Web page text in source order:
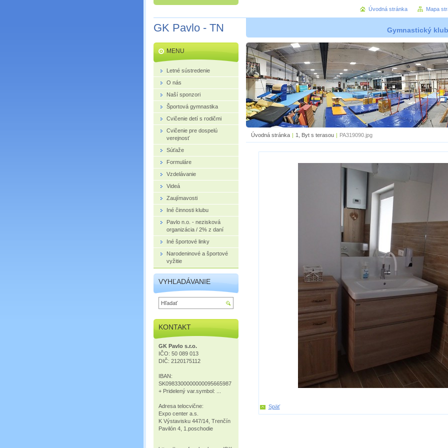
GK Pavlo - TN Gymnastický klub
Úvodná stránka | 1, Byt s terasou | PA319090.jpg
Späť
MENU
Letné sústredenie
O nás
Naší sponzori
Športová gymnastika
Cvičenie detí s rodičmi
Cvičenie pre dospelú
verejnosť
Súťaže
Formuláre
Vzdelávanie
Videá
Zaujímavosti
Iné činnosti klubu
Pavlo n.o. - nezisková
organizácia / 2% z daní
Iné športové linky
Narodeninové a športové
vyžitie
VYHĽADÁVANIE
KONTAKT
GK Pavlo s.r.o.
IČO: 50 089 013
DIČ: 2120175112
IBAN:
SK0983300000000095665987
+ Pridelený var.symbol: ...
Adresa telocvične:
Expo center a.s.
K Výstavisku 447/14, Trenčín
Pavilón 4, 1.poschodie
Úvodná stránka Mapa